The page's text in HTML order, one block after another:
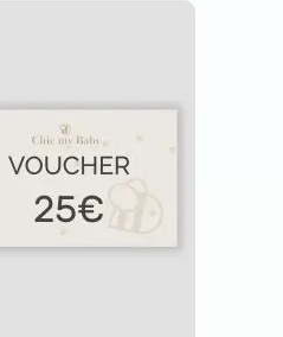
Comprar